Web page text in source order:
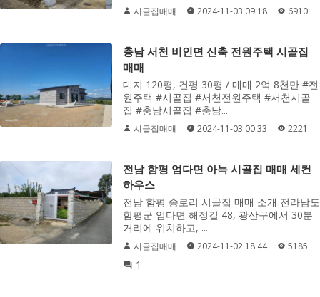
시골집매매 2024-11-03 09:18 6910
충남 서천 비인면 신축 전원주택 시골집
매매
대지 120평, 건평 30평 / 매매 2억 8천만 #전
원주택 #시골집 #서천전원주택 #서천시골
집 #충남시골집 #충남...
시골집매매 2024-11-03 00:33 2221
전남 함평 엄다면 아늑 시골집 매매 세컨
하우스
전남 함평 송로리 시골집 매매 소개 전라남도
함평군 엄다면 해정길 48, 광산구에서 30분
거리에 위치하고, ...
시골집매매 2024-11-02 18:44 5185
1